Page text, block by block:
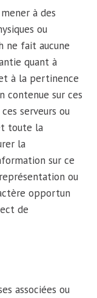
à des
ou
ne fait aucune
quant à
à la pertinence
contenue sur ces
serveurs ou
toute la
la
sur ce
ou
opportun
de
associées ou